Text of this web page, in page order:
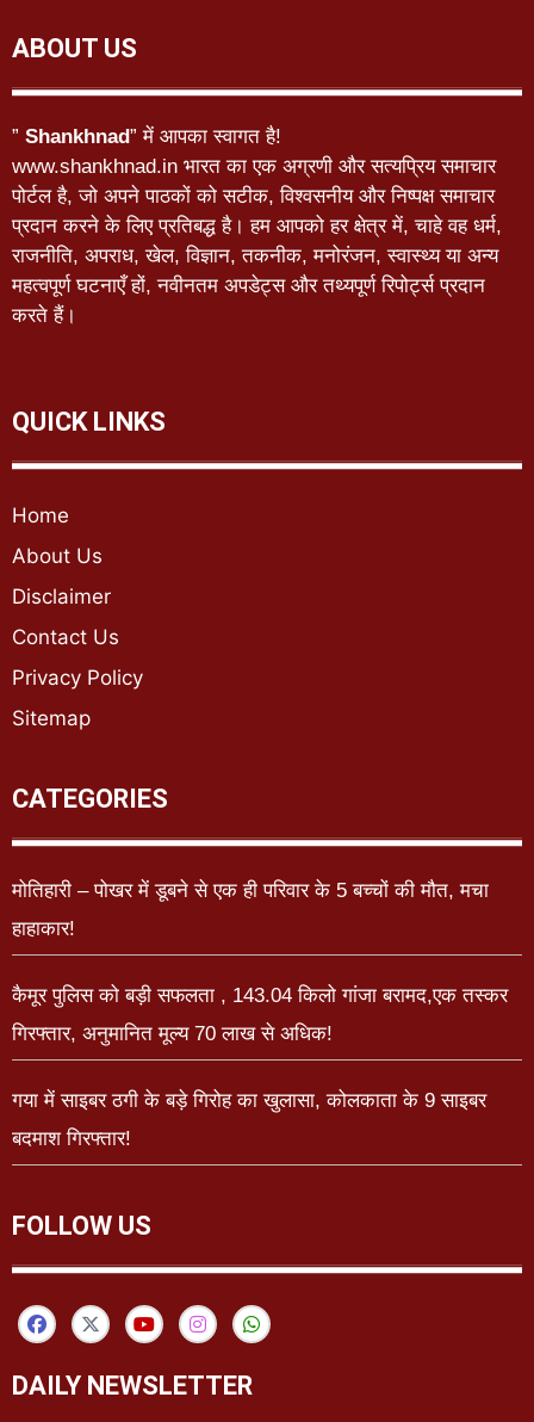
ABOUT US
” Shankhnad” में आपका स्वागत है!
www.shankhnad.in भारत का एक अग्रणी और सत्यप्रिय समाचार
पोर्टल है, जो अपने पाठकों को सटीक, विश्वसनीय और निष्पक्ष समाचार
प्रदान करने के लिए प्रतिबद्ध है। हम आपको हर क्षेत्र में, चाहे वह धर्म,
राजनीति, अपराध, खेल, विज्ञान, तकनीक, मनोरंजन, स्वास्थ्य या अन्य
महत्वपूर्ण घटनाएँ हों, नवीनतम अपडेट्स और तथ्यपूर्ण रिपोर्ट्स प्रदान
करते हैं।
QUICK LINKS
Home
About Us
Disclaimer
Contact Us
Privacy Policy
Sitemap
CATEGORIES
मोतिहारी – पोखर में डूबने से एक ही परिवार के 5 बच्चों की मौत, मचा
हाहाकार!
कैमूर पुलिस को बड़ी सफलता , 143.04 किलो गांजा बरामद,एक तस्कर
गिरफ्तार, अनुमानित मूल्य 70 लाख से अधिक!
गया में साइबर ठगी के बड़े गिरोह का खुलासा, कोलकाता के 9 साइबर
बदमाश गिरफ्तार!
FOLLOW US
DAILY NEWSLETTER